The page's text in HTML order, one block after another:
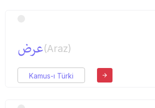
عرض(Araz)
Kamus-ı Türki